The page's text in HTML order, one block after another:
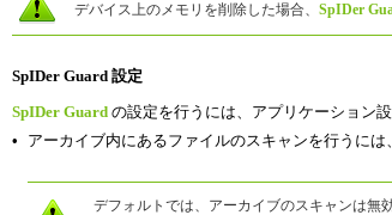
デバイス上のメモリを削除した場合、 SpIDer
SpIDer Guard 設定
SpIDer Guard の設定を行うには、アプリケーション
•
アーカイブ内にあるファイルのスキャンを行うには、
デフォルトでは、アーカイブのスキャンは無